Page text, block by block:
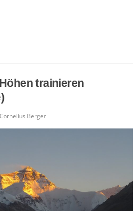
trainieren
Cornelius Berger